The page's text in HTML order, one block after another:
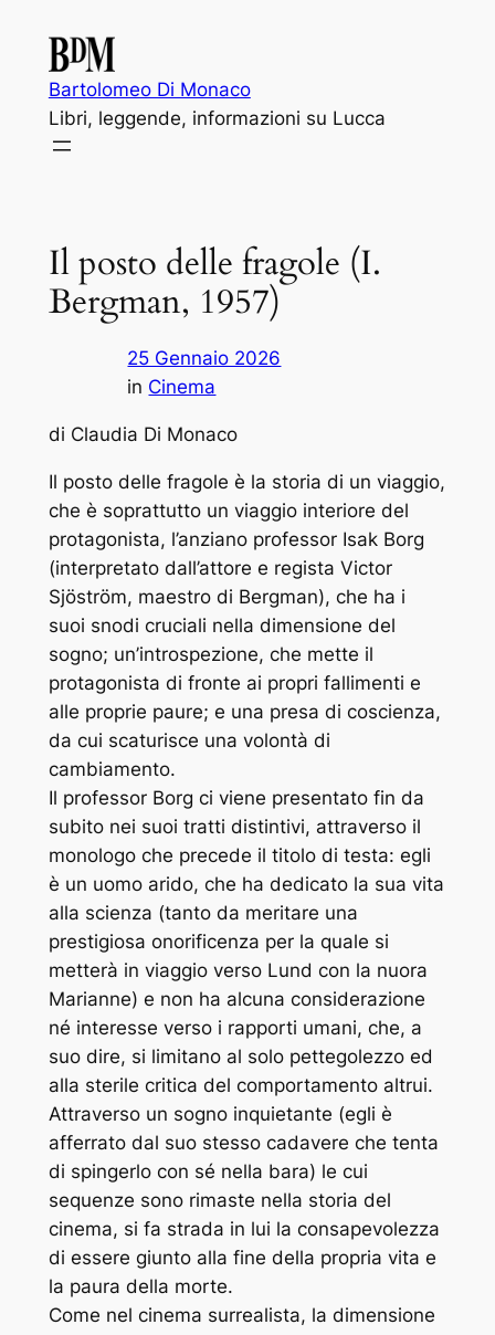
contenuto
Bartolomeo Di Monaco
Libri, leggende, informazioni su Lucca
Il posto delle fragole (I.
Bergman, 1957)
25 Gennaio 2026
in Cinema
di Claudia Di Monaco
Il posto delle fragole è la storia di un viaggio,
che è soprattutto un viaggio interiore del
protagonista, l’anziano professor Isak Borg
(interpretato dall’attore e regista Victor
Sjöström, maestro di Bergman), che ha i
suoi snodi cruciali nella dimensione del
sogno; un’introspezione, che mette il
protagonista di fronte ai propri fallimenti e
alle proprie paure; e una presa di coscienza,
da cui scaturisce una volontà di
cambiamento.
Il professor Borg ci viene presentato fin da
subito nei suoi tratti distintivi, attraverso il
monologo che precede il titolo di testa: egli
è un uomo arido, che ha dedicato la sua vita
alla scienza (tanto da meritare una
prestigiosa onorificenza per la quale si
metterà in viaggio verso Lund con la nuora
Marianne) e non ha alcuna considerazione
né interesse verso i rapporti umani, che, a
suo dire, si limitano al solo pettegolezzo ed
alla sterile critica del comportamento altrui.
Attraverso un sogno inquietante (egli è
afferrato dal suo stesso cadavere che tenta
di spingerlo con sé nella bara) le cui
sequenze sono rimaste nella storia del
cinema, si fa strada in lui la consapevolezza
di essere giunto alla fine della propria vita e
la paura della morte.
Come nel cinema surrealista, la dimensione